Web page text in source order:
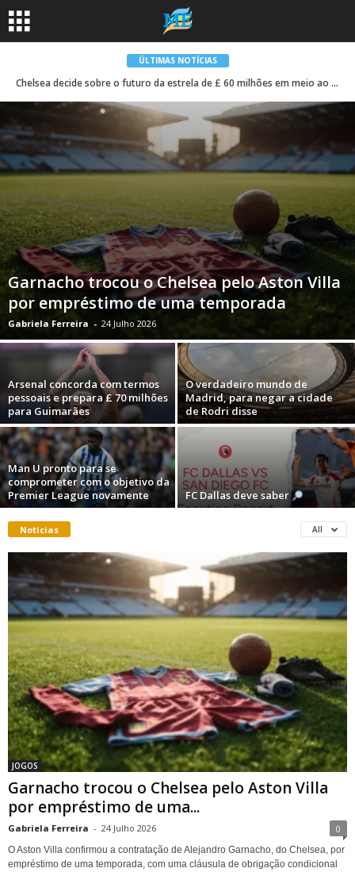
ÚLTIMAS NOTÍCIAS
Chelsea decide sobre o futuro da estrela de £ 60 milhões em meio ao interesse do Barcelona
Garnacho trocou o Chelsea pelo Aston Villa
por empréstimo de uma temporada
Gabriela Ferreira - 24 Julho 2026
Arsenal concorda com termos
pessoais e prepara £ 70 milhões
para Guimarães
O verdadeiro mundo de
Madrid, para negar a cidade
de Rodri disse
Man U pronto para se
comprometer com o objetivo da
Premier League novamente
FC Dallas deve saber
Noticias All
JOGOS
Garnacho trocou o Chelsea pelo Aston Villa
por empréstimo de uma...
Gabriela Ferreira - 24 Julho 2026 0
O Aston Villa confirmou a contratação de Alejandro Garnacho, do Chelsea, por
empréstimo de uma temporada, com uma cláusula de obrigação condicional